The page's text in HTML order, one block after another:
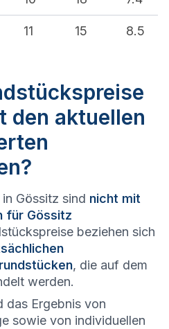
11 15 8.5
den aktuellen
Gössitz sind nicht mit
für Gössitz
beziehen sich
, die auf dem
werden.
das Ergebnis von
sowie von individuellen